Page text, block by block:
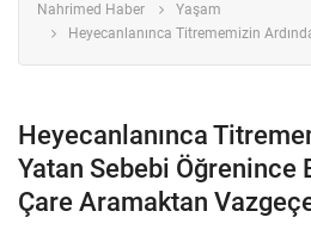
Nahrimed Haber
Yaşam
Heyecanlanınca Titrememizin
Heyecanlanınca
Yatan Sebebi Öğrenince
Çare Aramaktan